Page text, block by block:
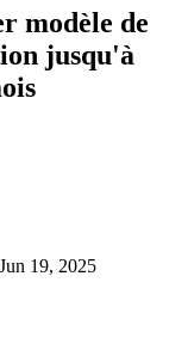
modèle de
jusqu'à
Jun 19, 2025